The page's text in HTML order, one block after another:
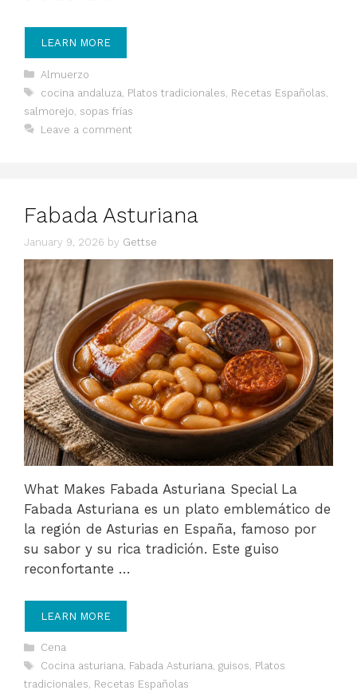
LEARN MORE
Categories
Almuerzo
Tags
cocina andaluza Platos tradicionales Recetas Españolas
salmorejo sopas frías
Leave a comment
Fabada Asturiana
January 9, 2026 by Gettse
What Makes Fabada Asturiana Special La
Fabada Asturiana es un plato emblemático de
la región de Asturias en España, famoso por
su sabor y su rica tradición. Este guiso
reconfortante …
LEARN MORE
Categories
Cena
Tags
Cocina asturiana, Fabada Asturiana, guisos, Platos
tradicionales, Recetas Españolas